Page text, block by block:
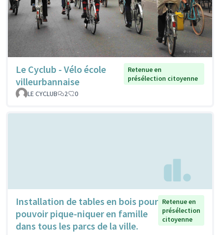
Le Cyclub - Vélo école
villeurbannaise
Retenue en
présélection citoyenne
LE CYCLUB
2 0
Installation de tables en bois pour
pouvoir pique-niquer en famille
dans tous les parcs de la ville.
Retenue en
présélection
citoyenne